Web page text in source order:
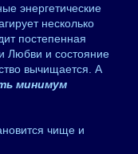
энергетические
несколько
постепенная
Любви и состояние
вычищается. А
минимум
чище и